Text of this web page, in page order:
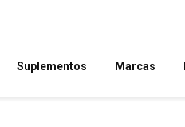
Suplementos Marcas